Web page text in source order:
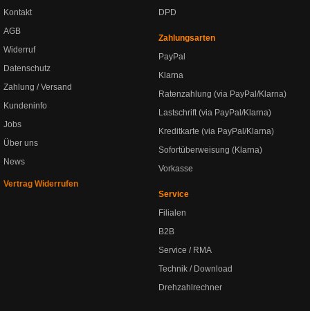
Kontakt
AGB
Widerruf
Datenschutz
Zahlung / Versand
Kundeninfo
Jobs
Über uns
News
Vertrag Widerrufen
DPD
Zahlungsarten
PayPal
Klarna
Ratenzahlung (via PayPal/Klarna)
Lastschrift (via PayPal/Klarna)
Kreditkarte (via PayPal/Klarna)
Sofortüberweisung (Klarna)
Vorkasse
Service
Filialen
B2B
Service / RMA
Technik / Download
Drehzahlrechner